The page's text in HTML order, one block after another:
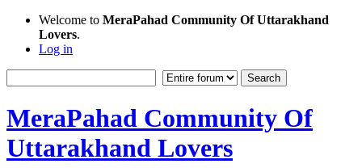
Welcome to MeraPahad Community Of Uttarakhand
Lovers.
Log in
MeraPahad Community Of
Uttarakhand Lovers